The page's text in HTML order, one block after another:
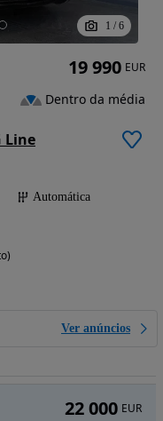
1 / 6
Line
Automática
Ver anúncios
19 990 EUR
Dentro da média
22 000 EUR